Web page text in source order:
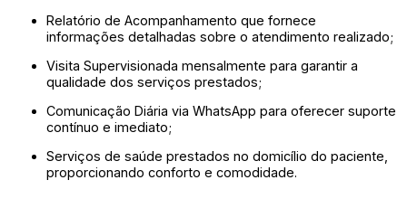
Relatório de Acompanhamento que fornece
informações detalhadas sobre o atendimento realizado;
Visita Supervisionada mensalmente para garantir a
qualidade dos serviços prestados;
Comunicação Diária via WhatsApp para oferecer suporte
contínuo e imediato;
Serviços de saúde prestados no domicílio do paciente,
proporcionando conforto e comodidade.